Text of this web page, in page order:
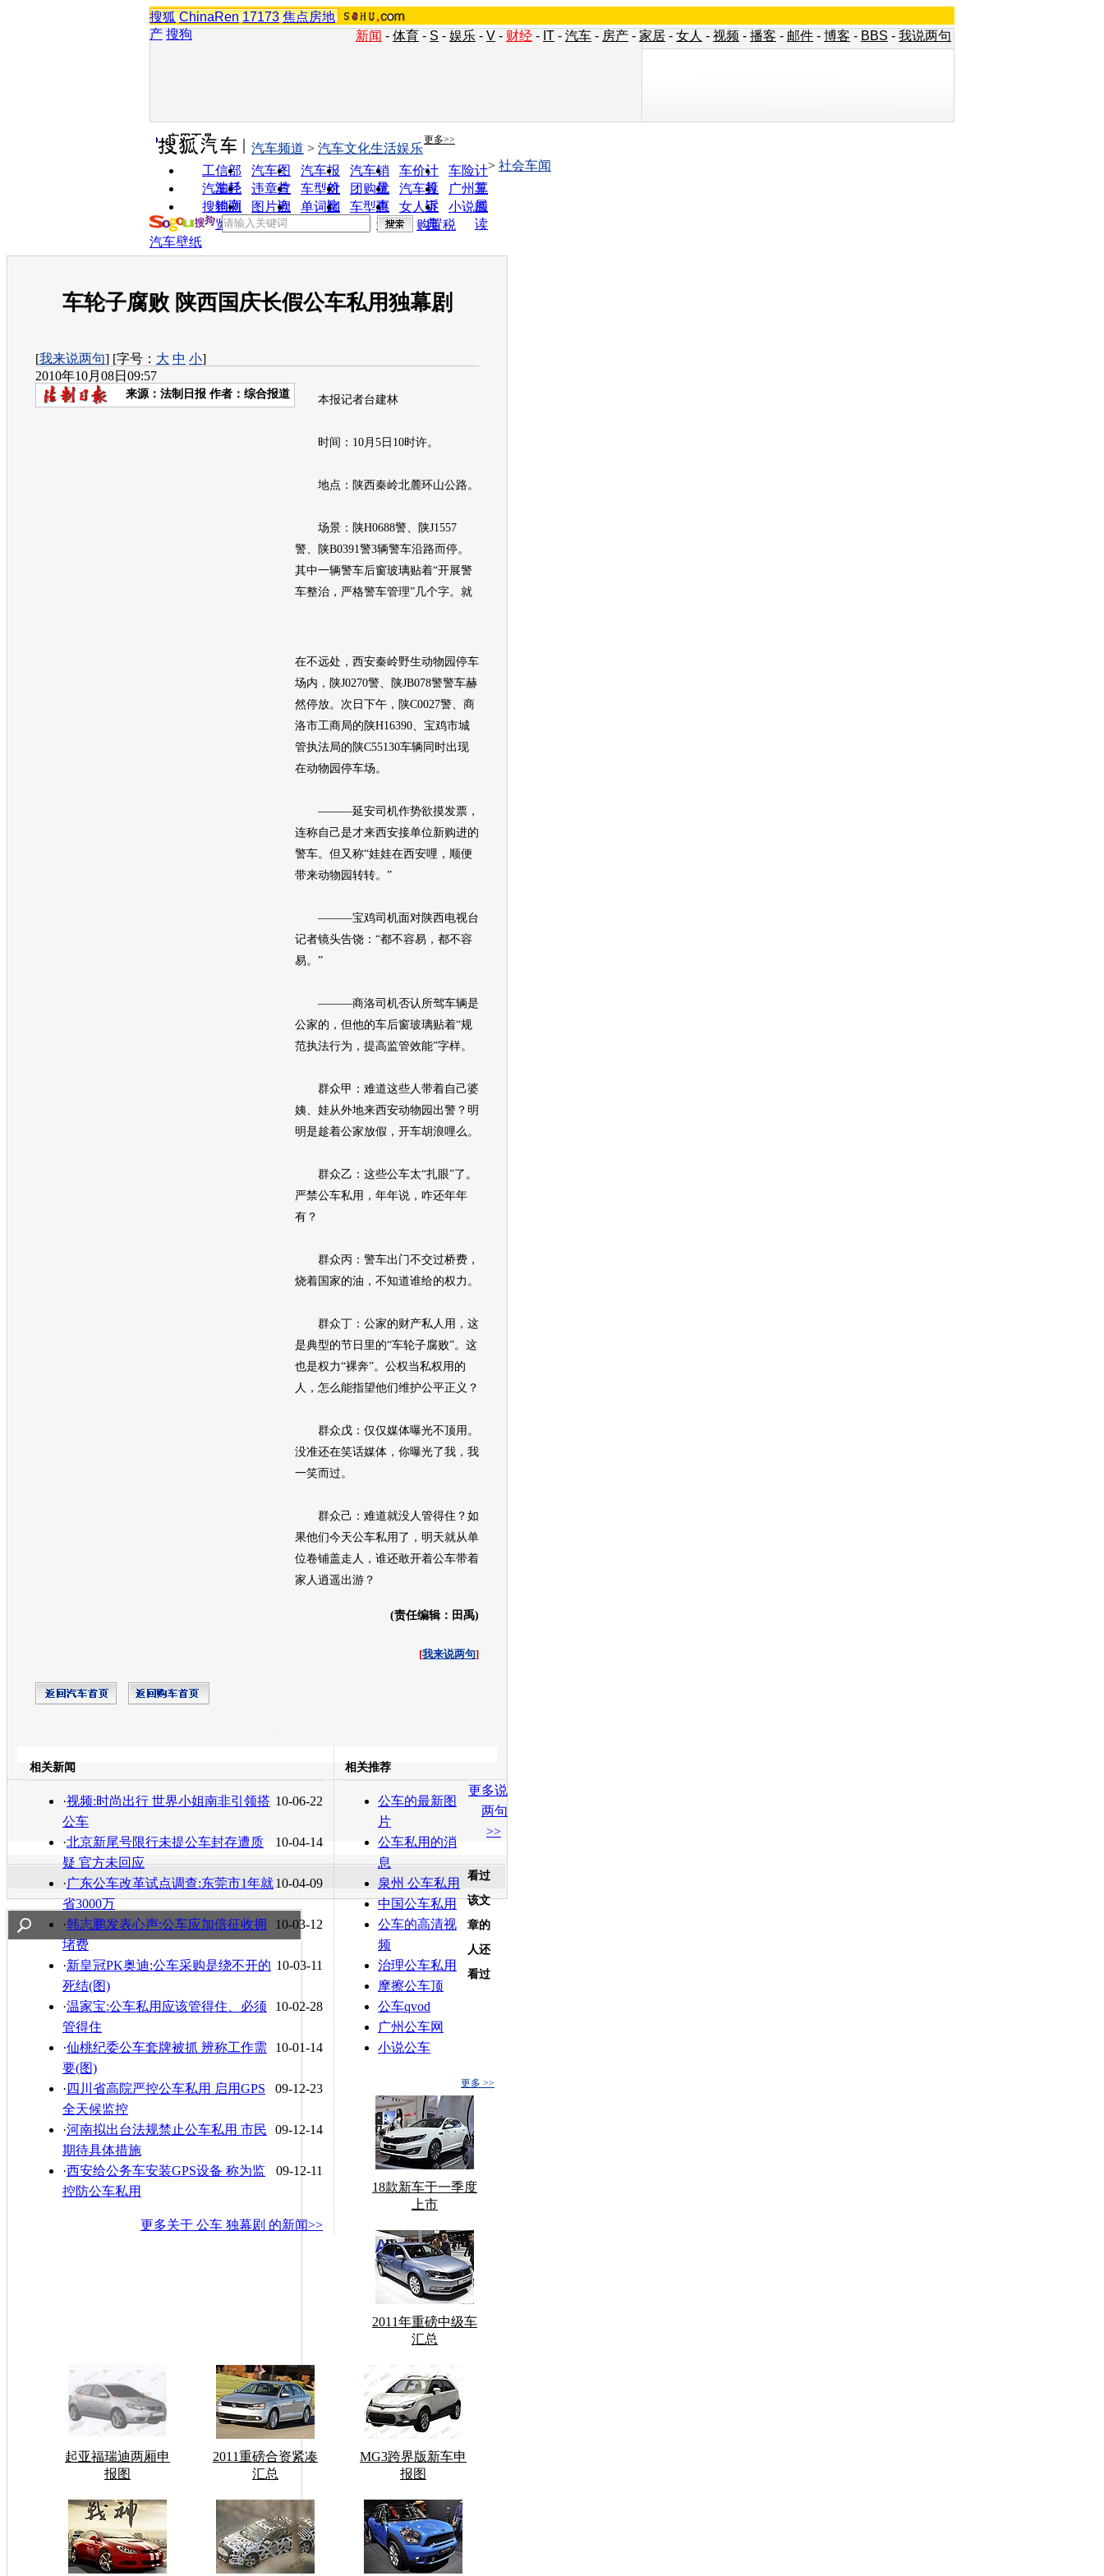
搜狐 ChinaRen 17173 焦点房地
产 搜狗 新闻 - 体育 - S - 娱乐 - V - 财经 - IT - 汽车 - 房产 - 家居 - 女人 - 视频 - 播客 - 邮件 - 博客 - BBS - 我说两句
实用工具 更多>>
工信部
油耗
汽车图
片
汽车报
价
汽车销
量
车价计
算
车险计
算
汽车经
销商
违章查
询
车型对
比
团购优
惠
汽车投
诉
广州车
展
搜狗浏
览器
图片欣
赏
单词翻
车型查
询
女人宝
典
小说阅
读
汽车频道 > 汽车文化生活娱乐
> 社会车闻
购置税
汽车壁纸
车轮子腐败 陕西国庆长假公车私用独幕剧
[我来说两句] [字号： 大 中 小]
2010年10月08日09:57
来源： 法制日报 作者：综合报道 本报记者台建林
时间：10月5日10时许。
地点：陕西秦岭北麓环山公路。
场景：陕H0688警、陕J1557
警、陕B0391警3辆警车沿路而停。
其中一辆警车后窗玻璃贴着“开展警
车整治，严格警车管理”几个字。 就
在不远处，西安秦岭野生动物园停车
场内，陕J0270警、陕JB078警警车赫
然停放。次日下午，陕C0027警、商
洛市工商局的陕H16390、宝鸡市城
管执法局的陕C55130车辆同时出现
在动物园停车场。
———延安司机作势欲摸发票，
连称自己是才来西安接单位新购进的
警车。但又称“娃娃在西安哩，顺便
带来动物园转转。”
———宝鸡司机面对陕西电视台
记者镜头告饶：“都不容易，都不容
易。”
———商洛司机否认所驾车辆是
公家的，但他的车后窗玻璃贴着“规
范执法行为，提高监管效能”字样。
群众甲：难道这些人带着自己婆
姨、娃从外地来西安动物园出警？明
明是趁着公家放假，开车胡浪哩么。
群众乙：这些公车太“扎眼”了。
严禁公车私用，年年说，咋还年年
有？
群众丙：警车出门不交过桥费，
烧着国家的油，不知道谁给的权力。
群众丁：公家的财产私人用，这
是典型的节日里的“车轮子腐败”。这
也是权力“裸奔”。公权当私权用的
人，怎么能指望他们维护公平正义？
群众戊：仅仅媒体曝光不顶用。
没准还在笑话媒体，你曝光了我，我
一笑而过。
群众己：难道就没人管得住？如
果他们今天公车私用了，明天就从单
位卷铺盖走人，谁还敢开着公车带着
家人逍遥出游？
(责任编辑：田禹)
[我来说两句]
转发至： 白社会 百度i贴吧
相关新闻
10-06-22
·视频:时尚出行 世界小姐南非引领搭
公车
10-04-14
·北京新尾号限行未提公车封存遭质
疑 官方未回应
10-04-09
·广东公车改革试点调查:东莞市1年就
省3000万
10-03-12
·韩志鹏发表心声:公车应加倍征收拥
堵费
10-03-11
·新皇冠PK奥迪:公车采购是绕不开的
死结(图)
10-02-28
·温家宝:公车私用应该管得住、必须
管得住
10-01-14
·仙桃纪委公车套牌被抓 辨称工作需
要(图)
09-12-23
· 四川省高院严控公车私用 启用GPS
全天候监控
09-12-14
·河南拟出台法规禁止公车私用 市民
期待具体措施
09-12-11
·西安给公务车安装GPS设备 称为监
控防公车私用
更多关于 公车 独幕剧 的新闻>>
相关推荐
公车的最新图
片
公车私用的消
息
泉州 公车私用
中国公车私用
公车的高清视
频
治理公车私用
摩擦公车顶
公车qvod
广州公车网
小说公车
更多说
两句
>>
更多 >>
看过
该文
章的
人还
看过
18款新车于一季度
上市
2011年重磅中级车
汇总
起亚福瑞迪两厢申
报图
2011重磅合资紧凑
汇总
MG3跨界版新车申
报图